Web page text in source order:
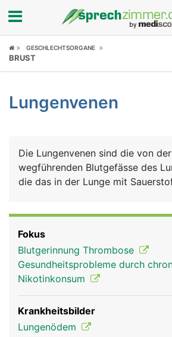
Fokus
Symptome
News
Rubriken
GESCHLECHTSORGANE
BRUST
Lungenvenen
Die Lungenvenen sind die von
wegführenden Blutgefässe des
die das in der Lunge mit
normalerweise die Arterien. Das
Blut aus der Lunge wird über das
Arterien des Körperkreislaufs
Fokus
Blutgerinnung Thrombose
Gesundheitsprobleme durch
Nikotinkonsum
Krankheitsbilder
Lungenödem